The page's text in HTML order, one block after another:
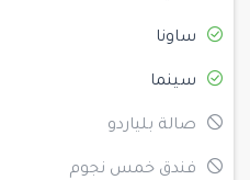
ساونا
سينما
صالة بلياردو
فندق خمس نجوم